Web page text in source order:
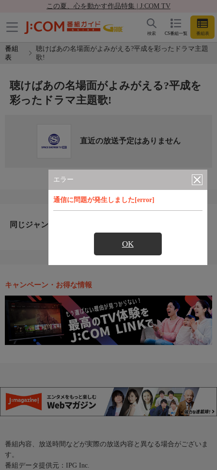
この夏、心を動かす作品特集 | J:COM TV
CS番組一覧 番組表
検索
番組
表
聴けばあの名場面がよみがえる?平成を彩ったドラマ主題
歌!
エラー
通信に問題が発生しました[error]
OK
聴けばあの名場面がよみがえる?平成を
彩ったドラマ主題歌!
直近の放送予定はありません
同じジャンルのおすすめ番組
キャンペーン・お得な情報
番組内容、放送時間などが実際の放送内容と異なる場合がございま
す。
番組データ提供元：IPG Inc.